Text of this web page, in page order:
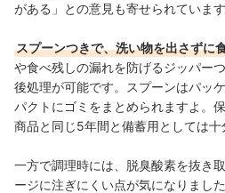
がある」との意見も寄せられています
スプーンつきで、洗い物を出さずに
や食べ残しの漏れを防げるジッパー
後処理が可能です。スプーンはパッ
パクトにゴミをまとめられますよ。
商品と同じ5年間と備蓄用としては十
一方で調理時には、脱臭酸素を抜き
ージに注ぎにくい点が気になりました